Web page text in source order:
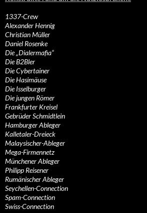
1337-Crew
Alexander Hennig
Christian Müller
Daniel Rosenke
Die „Dialermafia“
Die B2Bler
Die Cybertainer
Die Hasimäuse
Die Isselburger
Die jungen Römer
Frankfurter Kreisel
Gebrüder Schmidtlein
Hamburger Ableger
Kalletaler-Dreieck
Malaysischer-Ableger
Mega-Firmennetz
Münchener Ableger
Philipp Reisener
Rumänischer Ableger
Seychellen-Connection
Spam-Connection
Swiss-Connection